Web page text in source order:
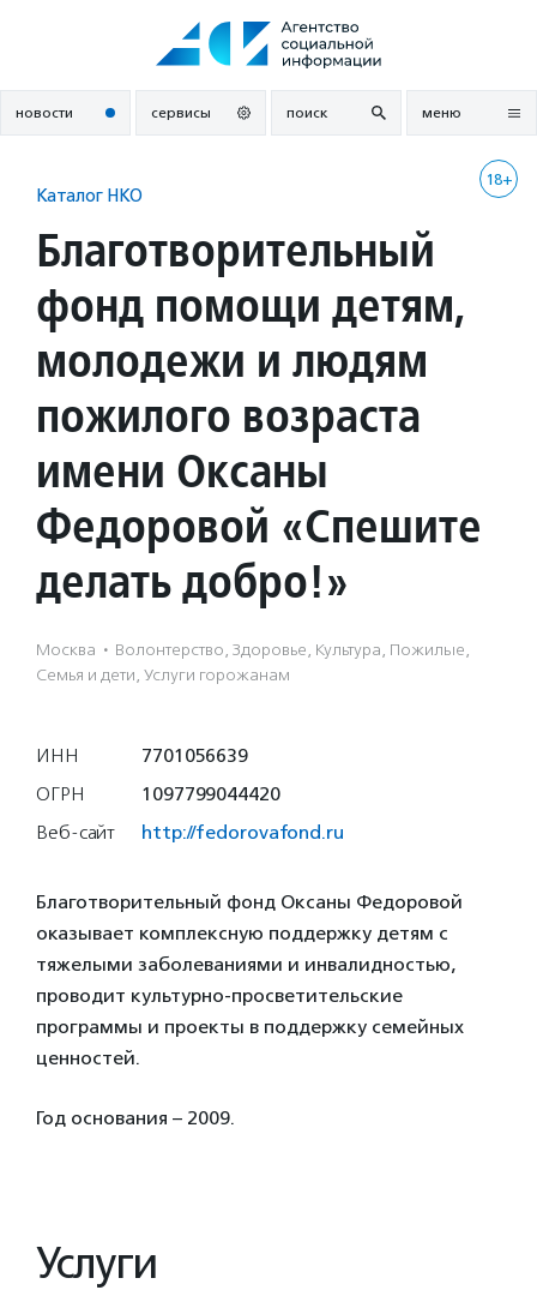
новости сервисы поиск меню
18+
Каталог НКО
Благотворительный
фонд помощи детям,
молодежи и людям
пожилого возраста
имени Оксаны
Федоровой «Спешите
делать добро!»
Москва · Волонтерство, Здоровье, Культура, Пожилые,
Семья и дети, Услуги горожанам
ИНН
7701056639
ОГРН
1097799044420
Веб-сайт
http://fedorovafond.ru
Благотворительный фонд Оксаны Федоровой
оказывает комплексную поддержку детям с
тяжелыми заболеваниями и инвалидностью,
проводит культурно-просветительские
программы и проекты в поддержку семейных
ценностей.
Год основания – 2009.
Услуги